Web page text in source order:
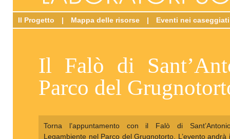
Il Progetto | Mappa delle risorse | Eventi nei caseggiati
Il Falò di
Parco del
Torna l’appuntamento con il Falò di
Legambiente nel Parco del Grugnotorto. L’evento